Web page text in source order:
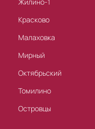
Красково
Малаховка
Мирный
Октябрьский
Томилино
Островцы